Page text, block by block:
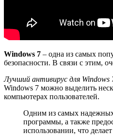
Windows 7 – одна из самых
безопасности. В связи с этим,
Лучший антивирус для Windows
Windows 7 можно выделить
компьютерах пользователей.
Одним из самых
программы, а также
использовании, что